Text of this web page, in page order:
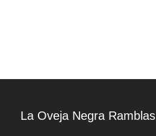
La Oveja Negra Ramblas